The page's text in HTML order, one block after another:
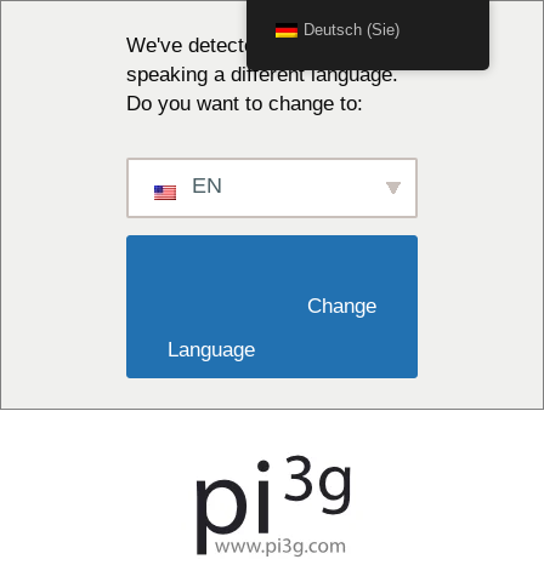
We've detected you might be
speaking a different language.
Do you want to change to:
EN
Language
Deutsch (Sie)